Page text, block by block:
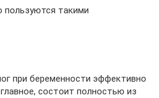
пользуются такими
при беременности эффективно
состоит полностью из